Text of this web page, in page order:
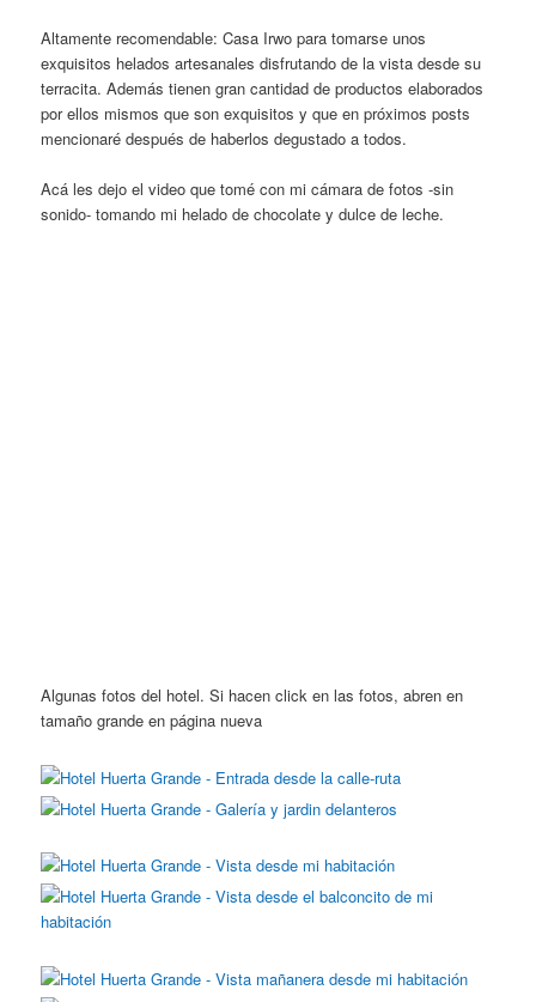
Altamente recomendable: Casa Irwo para tomarse unos
exquisitos helados artesanales disfrutando de la vista desde su
terracita. Además tienen gran cantidad de productos elaborados
por ellos mismos que son exquisitos y que en próximos posts
mencionaré después de haberlos degustado a todos.
Acá les dejo el video que tomé con mi cámara de fotos -sin
sonido- tomando mi helado de chocolate y dulce de leche.
Algunas fotos del hotel. Si hacen click en las fotos, abren en
tamaño grande en página nueva